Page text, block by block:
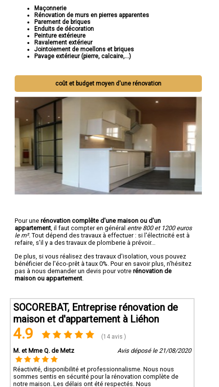
Maçonnerie
Rénovation de murs en pierres apparentes
Parement de briques
Enduits de décoration
Peinture extérieure
Ravalement extérieur
Jointoiement de moellons et briques
Pavage extérieur (pierre, calcaire,...)
coût et budget moyen d'une rénovation
Pour une rénovation complête d'une maison ou d'un
appartement , il faut compter en général entre 800 et 1200 euros
le m². Tout dépend des travaux à effectuer : si l'électricité est à
refaire, s'il y a des travaux de plomberie à prévoir...
De plus, si vous réalisez des travaux d'isolation, vous pouvez
bénéficier de l'éco-prêt à taux 0%. Pour en savoir plus, n'hésitez
pas à nous demander un devis pour votre rénovation de
maison ou appartement
SOCOREBAT, Entreprise rénovation de
maison et d'appartement à Liéhon
4.9 (14 avis )
M. et Mme Q. de Metz Avis déposé le 21/08/2020
Réactivité, disponibilité et professionnalisme. Nous nous
sommes sentis en sécurité pour la rénovation complète de
notre maison. Les délais ont été respectés. Nous